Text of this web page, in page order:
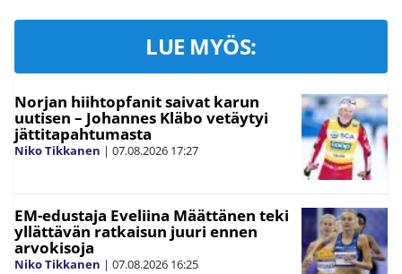
LUE MYÖS:
Norjan hiihtopfanit saivat karun
uutisen – Johannes Kläbo vetäytyi
jättitapahtumasta
Niko Tikkanen | 07.08.2026 17:27
EM-edustaja Eveliina Määttänen teki
yllättävän ratkaisun juuri ennen
arvokisoja
Niko Tikkanen | 07.08.2026 16:25